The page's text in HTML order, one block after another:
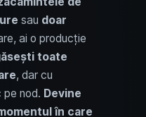
sau doar
ai o producție
toate
, dar cu
pe nod. Devine
în care